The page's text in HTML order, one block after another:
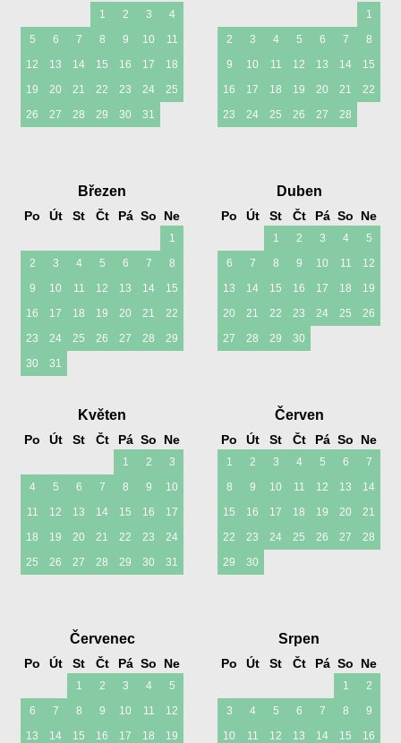
1 2 3
4
5
6 7 8 9 10
11
12
13 14 15 16 17
18
19
20 21 22 23 24
25
26
27 28 29 30 31
1
2
3 4 5 6 7
8
9
10 11 12 13 14
15
16
17 18 19 20 21
22
23
24 25 26 27 28
Březen
Po Út St Čt Pá So Ne
1
2
3 4 5 6 7
8
9
10 11 12 13 14
15
16
17 18 19 20 21
22
23
24 25 26 27 28
29
30
31
Duben
Po Út St Čt Pá So Ne
1 2 3 4
5
6
7 8 9 10 11
12
13
14 15 16 17 18
19
20
21 22 23 24 25
26
27
28 29 30
Květen
Po Út St Čt Pá So Ne
1 2
3
4
5 6 7 8 9
10
11
12 13 14 15 16
17
18
19 20 21 22 23
24
25
26 27 28 29 30 31
Červen
Po Út St Čt Pá So Ne
1 2 3 4 5 6
7
8
9 10 11 12 13
14
15
16 17 18 19 20
21
22
23 24 25 26 27
28
29
30
Červenec
Po Út St Čt Pá So Ne
1 2 3 4
5
6
7 8 9 10 11
12
13
14 15 16 17 18
19
Srpen
Po Út St Čt Pá So Ne
1
2
3
4 5 6 7 8
9
10
11 12 13 14 15
16